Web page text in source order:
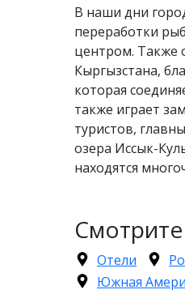
В наши дни
переработки
центром. Также
Кыргызстана,
которая
также играет
туристов,
озера Иссык-
находятся
Отели
Южная